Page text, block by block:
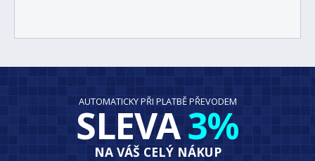
AUTOMATICKY PŘI PLATBĚ PŘEVODEM
SLEVA3%
NA VÁŠ CELÝ NÁKUP